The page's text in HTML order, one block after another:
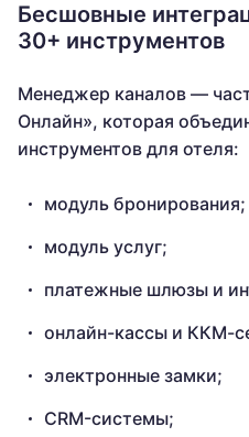
Бесшовные
30+ инструментов
Менеджер каналов —
Онлайн», которая
инструментов для отеля:
модуль бронирования;
модуль услуг;
платежные шлюзы и
онлайн-кассы и ККМ-
электронные замки;
CRM-системы;